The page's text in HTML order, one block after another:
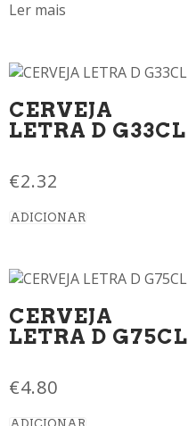
Ler mais
CERVEJA
LETRA D G33CL
€2.32
ADICIONAR
CERVEJA
LETRA D G75CL
€4.80